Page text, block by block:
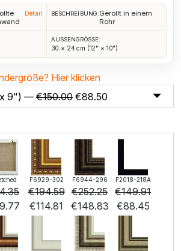
Detail BESCHREIBUNG:Gerollt in einem
Rohr
AUSSENGRÖSSE:
30 × 24 cm (12" × 10")
Hier klicken
x 9") — €150.00 €88.50
F6929-302
€194.59
€114.81
F6944-296
€252.25
€148.83
F2018-218A
€149.91
€88.45